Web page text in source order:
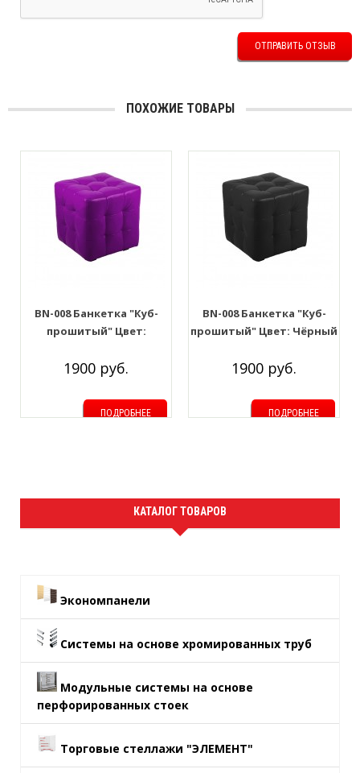
ОТПРАВИТЬ ОТЗЫВ
ПОХОЖИЕ ТОВАРЫ
BN-008 Банкетка "Куб-
прошитый" Цвет:
1900 руб.
ПОДРОБНЕЕ
BN-008 Банкетка "Куб-
прошитый" Цвет: Чёрный
1900 руб.
ПОДРОБНЕЕ
КАТАЛОГ ТОВАРОВ
Экономпанели
Системы на основе хромированных труб
Модульные системы на основе
перфорированных стоек
Торговые стеллажи "ЭЛЕМЕНТ"